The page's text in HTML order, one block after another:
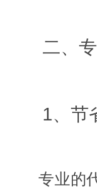
二、专
1、节
专业的代